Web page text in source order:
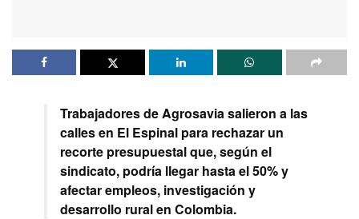
Trabajadores de Agrosavia salieron a las
calles en El Espinal para rechazar un
recorte presupuestal que, según el
sindicato, podría llegar hasta el 50% y
afectar empleos, investigación y
desarrollo rural en Colombia.